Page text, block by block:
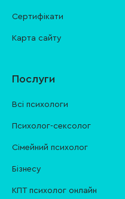
Cертифікати
Карта сайту
Послуги
Всі психологи
Психолог-сексолог
Сімейний психолог
Бізнесу
КПТ психолог онлайн